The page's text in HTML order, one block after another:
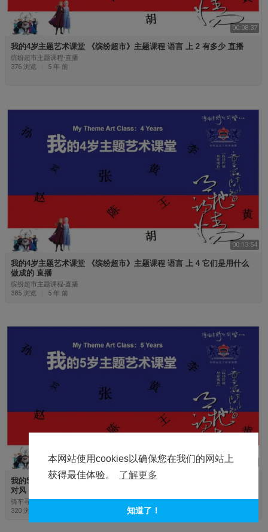
本网站使用cookies以确保您在我们的网站上
获得最佳体验。
了解更多
知道了！
00:08:37
⁣⁣⁣我的4岁主题艺术课堂 《⁣缤纷超市》主题课程 语言 上 2 有多少 直播
缤纷超市主题课程-直播
376 浏览
5 年 前
00:13:54
⁣⁣⁣我的4岁主题艺术课堂 《⁣缤纷超市》主题课程 语言 上 4 它们是用什么
做成的 直播
缤纷超市主题课程-直播
385 浏览
5 年 前
00:11:40
⁣⁣⁣我的5岁主题艺术课堂 《⁣骑车寻宝》主题课程 语言 上 2 一东 天对地 雨
对风 直播
骑车寻宝主题课程-直播
320 浏览